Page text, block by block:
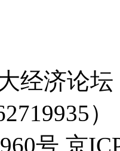
经济论
）
号 京